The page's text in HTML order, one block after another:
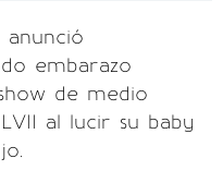
anunció
embarazo
de medio
al lucir su baby